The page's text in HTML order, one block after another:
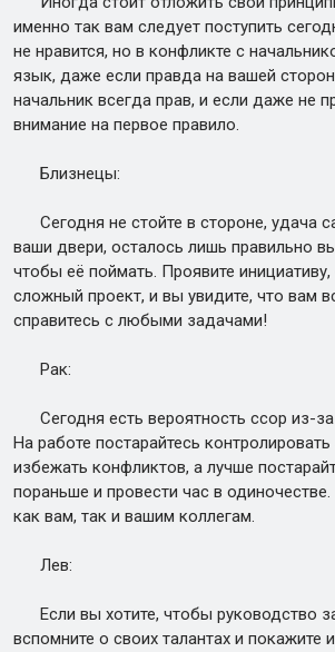
именно так вам следует поступить
не нравится, но в конфликте с
язык, даже если правда на вашей
начальник всегда прав, и если даже не
внимание на первое правило.
Близнецы:
Сегодня не стойте в стороне, удача
ваши двери, осталось лишь правильно
чтобы её поймать. Проявите инициативу,
сложный проект, и вы увидите, что вам
справитесь с любыми задачами!
Рак:
Сегодня есть вероятность ссор из-
На работе постарайтесь
избежать конфликтов, а лучше
пораньше и провести час в
как вам, так и вашим коллегам.
Лев:
Если вы хотите, чтобы руководство
вспомните о своих талантах и покажите